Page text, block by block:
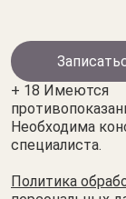
+ 18 Имеются
Необходима
специалиста.
Политика